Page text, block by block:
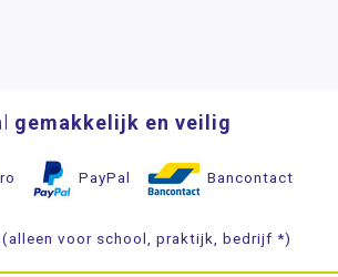
gemakkelijk en veilig
PayPal Bancontact
(alleen voor school, praktijk, bedrijf *)